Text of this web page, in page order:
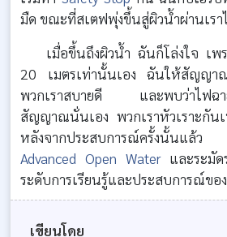
มืด ขณะที่สเตฟพุ่งขึ้นสู่ผิวน้ำผ่านเรา
เมื่อขึ้นถึงผิวน้ำ ฉันก็โล่งใจ เพร
20 เมตรเท่านั้นเอง ฉันให้สัญญาณ
พวกเราสบายดี และพบว่าไฟฉา
สัญญาณนั่นเอง พวกเราหัวเราะกันเ
หลังจากประสบการณ์ครั้งนั้นแ
Advanced Open Waterและระมัด
ระดับการเรียนรู้และประสบการณ์ขอ
เขียนโดย